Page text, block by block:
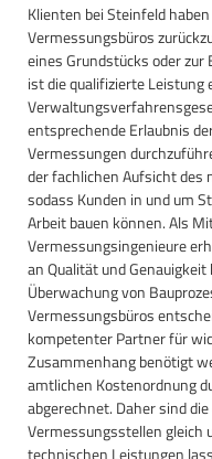
Klienten bei Steinfeld
Vermessungsbüros
eines Grundstücks oder
ist die qualifizierte Leistung
entsprechende Erlaubnis
Vermessungen
der fachlichen Aufsicht
sodass Kunden in und um
Arbeit bauen können. Als
Vermessungsingenieure
an Qualität und Genauigkeit
Überwachung von
Vermessungsbüros
kompetenter Partner für
Zusammenhang benötigt
amtlichen Kostenordnung
abgerechnet. Daher sind
Vermessungsstellen gleich
technischen Leistungen